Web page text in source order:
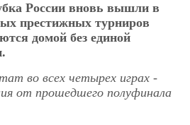
России вновь вышли в
престижных турниров
домой без единой
во всех четырех играх -
от прошедшего полуфинала